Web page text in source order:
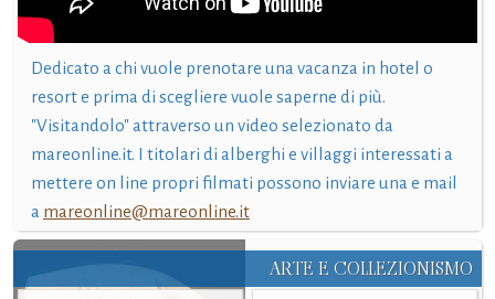
Dedicato a chi vuole prenotare una vacanza in hotel o
resort e prima di scegliere vuole saperne di più.
"Visitandolo" attraverso un video selezionato da
mareonline.it. I titolari di alberghi e villaggi interessati a
mettere on line propri filmati possono inviare una e mail
a mareonline@mareonline.it
ARTE E COLLEZIONISMO